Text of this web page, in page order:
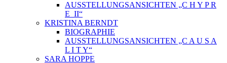
AUSSTELLUNGSANSICHTEN „C H Y P R
E_II“
KRISTINA BERNDT
BIOGRAPHIE
AUSSTELLUNGSANSICHTEN „C A U S A
L I T Y“
SARA HOPPE